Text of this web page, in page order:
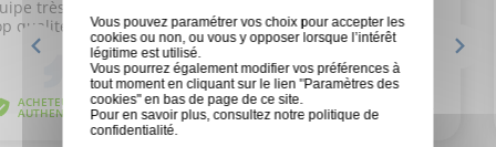
Vous pouvez paramétrer vos choix pour accepter les
cookies ou non, ou vous y opposer lorsque l’intérêt
légitime est utilisé.
Vous pourrez également modifier vos préférences à
tout moment en cliquant sur le lien "Paramètres des
cookies" en bas de page de ce site.
Pour en savoir plus, consultez notrepolitique de
confidentialité